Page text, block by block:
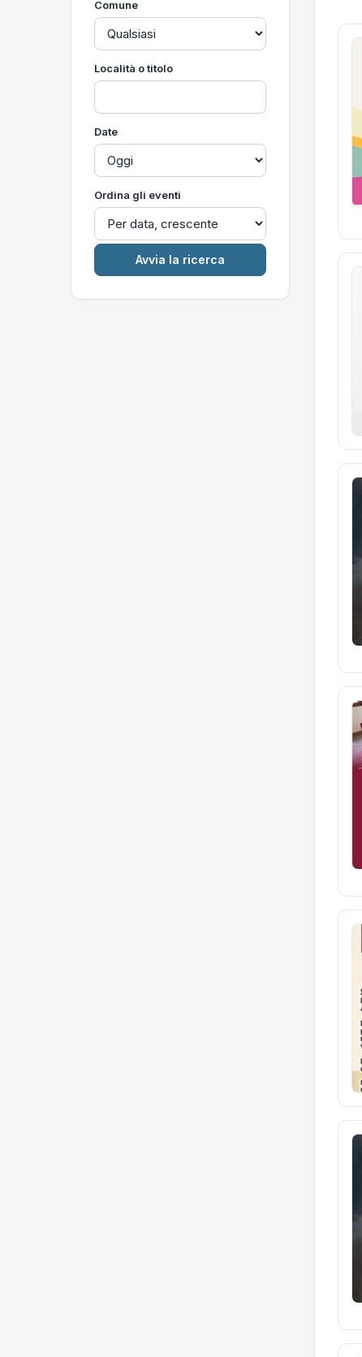
Comune
Località o titolo
Date
Ordina gli eventi